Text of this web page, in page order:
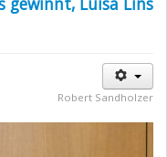
gewinnt, Luisa Lins
Robert Sandholzer